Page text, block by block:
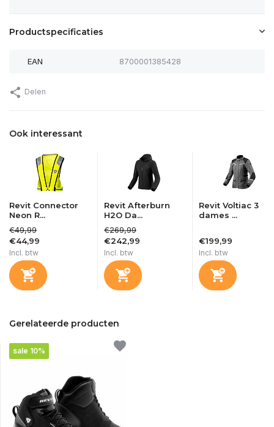
Productspecificaties
EAN 8700001385428
Delen
Ook interessant
Revit Connector
Neon R...
€49,99
€44,99
Incl. btw
Revit Afterburn
H2O Da...
€269,99
€242,99
Incl. btw
Revit Voltiac 3
dames ...
€199,99
Incl. btw
Gerelateerde producten
sale 10%